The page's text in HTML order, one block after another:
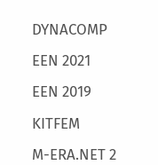
Main menu
DYNACOMP
EEN 2021
EEN 2019
KITFEM
M-ERA.NET 2